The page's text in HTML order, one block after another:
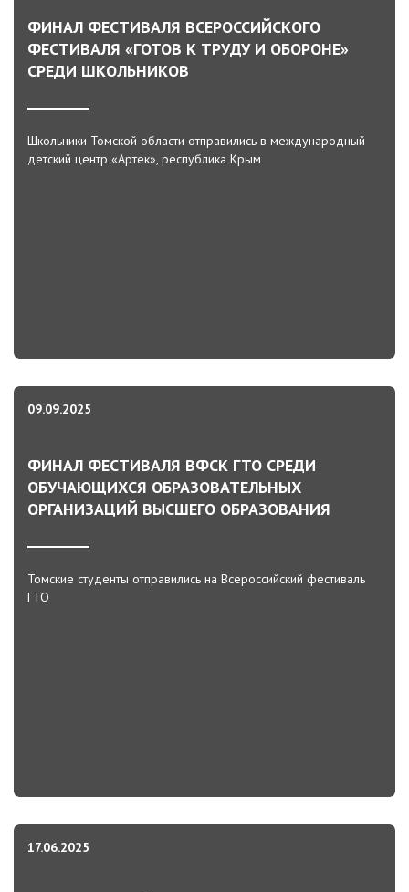
ФИНАЛ ФЕСТИВАЛЯ ВСЕРОССИЙСКОГО
ФЕСТИВАЛЯ «ГОТОВ К ТРУДУ И ОБОРОНЕ»
СРЕДИ ШКОЛЬНИКОВ
Школьники Томской области отправились в международный
детский центр «Артек», республика Крым
09.09.2025
ФИНАЛ ФЕСТИВАЛЯ ВФСК ГТО СРЕДИ
ОБУЧАЮЩИХСЯ ОБРАЗОВАТЕЛЬНЫХ
ОРГАНИЗАЦИЙ ВЫСШЕГО ОБРАЗОВАНИЯ
Томские студенты отправились на Всероссийский фестиваль
ГТО
17.06.2025